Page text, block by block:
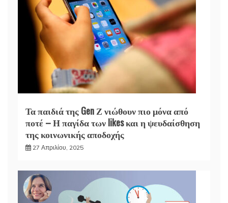
Τα παιδιά της Gen Ζ νιώθουν πιο μόνα από
ποτέ – Η παγίδα των likes και η ψευδαίσθηση
της κοινωνικής αποδοχής
27 Απριλίου, 2025